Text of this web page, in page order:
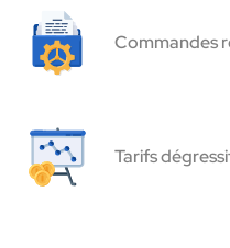
Commandes
Tarifs